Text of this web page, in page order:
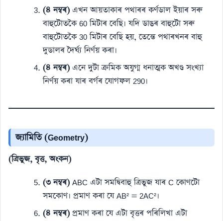
(৪ নম্বৰ) এখন আয়তাকাৰ পথাৰৰ কৰ্ণডাল ইয়াৰ সৰু
বাহুটোতকৈ 60 মিটাৰ বেছি। যদি ডাঙৰ বাহুটো সৰু
বাহুটোতকৈ 30 মিটাৰ বেছি হয়, তেন্তে পথাৰখনৰ বাহু
দুডালৰ দৈৰ্ঘ্য নিৰ্ণয় কৰা।
(৪ নম্বৰ) এনে দুটা ক্ৰমিক অযুগ্ম ধনাত্মক অখণ্ড সংখ্যা
নিৰ্ণয় কৰা যাৰ বৰ্গৰ যোগফল 290।
জ্যামিতি (Geometry)
(ত্ৰিভুজ, বৃত্ত, অংকন)
(৩ নম্বৰ) ABC এটা সমদ্বিবাহু ত্ৰিভুজ যাৰ C কোণটো
সমকোণ। প্ৰমাণ কৰা যে AB² = 2AC²।
(৪ নম্বৰ) প্ৰমাণ কৰা যে এটা বৃত্তৰ পৰিলিখা এটা